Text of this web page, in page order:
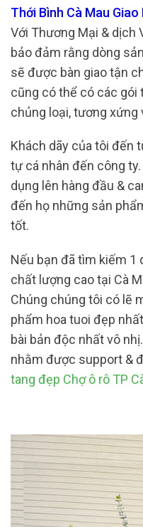
Thới Bình Cà Mau
Với Thương Mại & dịch
bảo đảm rằng dòng
sẽ được bàn giao tận
cũng có thể có các gói
chủng loại, tương xứng
Khách dãy của tôi đến
tự cá nhân đến công
dụng lên hàng đầu &
đến họ những sản
tốt.
Nếu bạn đã tìm kiếm 1
chất lượng cao tại Cà
Chúng chúng tôi có lẽ
phẩm hoa tuoi đẹp
bài bản độc nhất vô
nhằm được support &
tang đẹp Chợ ô rô TP